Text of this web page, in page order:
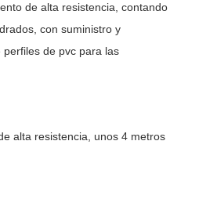
de alta resistencia, contando
con suministro y
de pvc para las
alta resistencia, unos 4 metros